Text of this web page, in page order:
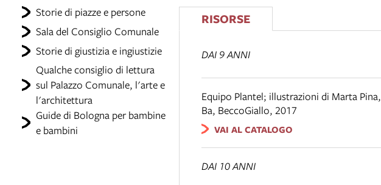
Storie di piazze e persone
Sala del Consiglio Comunale
Storie di giustizia e ingiustizie
Qualche consiglio di lettura
sul Palazzo Comunale, l'arte e
l'architettura
Guide di Bologna per bambine
e bambini
RISORSE
DAI 9 ANNI
Equipo Plantel; illustrazioni di Marta Pina,
Ba, BeccoGiallo, 2017
VAI AL CATALOGO
DAI 10 ANNI